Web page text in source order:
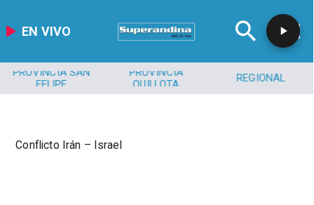
EN VIVO
PROVINCIA SAN
FELIPE
PROVINCIA
QUILLOTA
REGIONAL
Conflicto Irán – Israel